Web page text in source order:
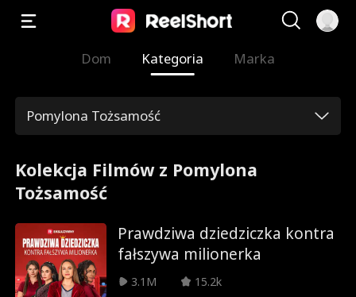
Dom Kategoria Marka
Pomylona Tożsamość
Kolekcja Filmów z Pomylona
Tożsamość
Prawdziwa dziedziczka kontra
fałszywa milionerka
3.1M
15.2k